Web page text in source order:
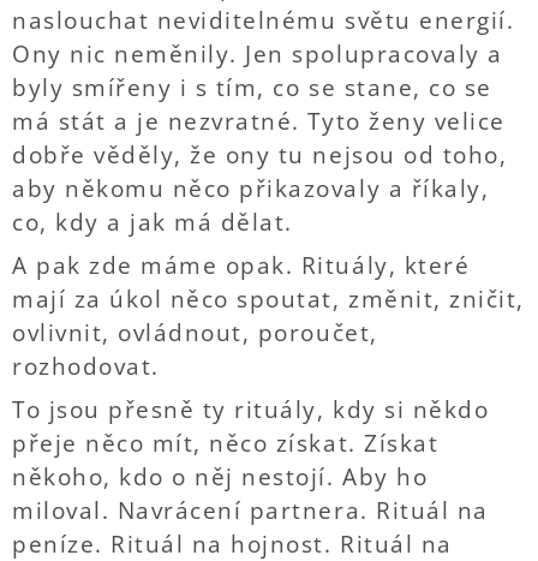
naslouchat neviditelnému světu energií.
Ony nic neměnily. Jen spolupracovaly a
byly smířeny i s tím, co se stane, co se
má stát a je nezvratné. Tyto ženy velice
dobře věděly, že ony tu nejsou od toho,
aby někomu něco přikazovaly a říkaly,
co, kdy a jak má dělat.
A pak zde máme opak. Rituály, které
mají za úkol něco spoutat, změnit, zničit,
ovlivnit, ovládnout, poroučet,
rozhodovat.
To jsou přesně ty rituály, kdy si někdo
přeje něco mít, něco získat. Získat
někoho, kdo o něj nestojí. Aby ho
miloval. Navrácení partnera. Rituál na
peníze. Rituál na hojnost. Rituál na